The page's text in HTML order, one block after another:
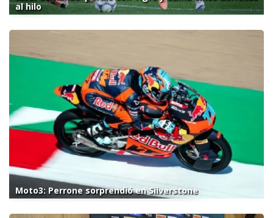
al hilo
Moto3: Perrone sorprendió en Silverstone